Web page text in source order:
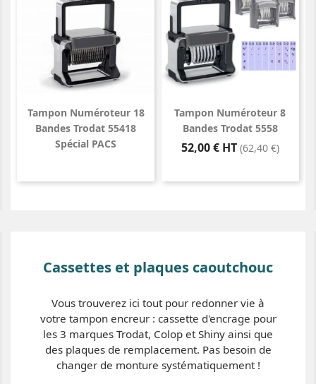
Tampon Numéroteur 18
Bandes Trodat 55418
Spécial PACS
Tampon Numéroteur 8
Bandes Trodat 5558
Prix
52,00 € HT (62,40 €)
Cassettes et plaques caoutchouc
Vous trouverez ici tout pour redonner vie à
votre tampon encreur : cassette d'encrage pour
les 3 marques Trodat, Colop et Shiny ainsi que
des plaques de remplacement. Pas besoin de
changer de monture systématiquement !